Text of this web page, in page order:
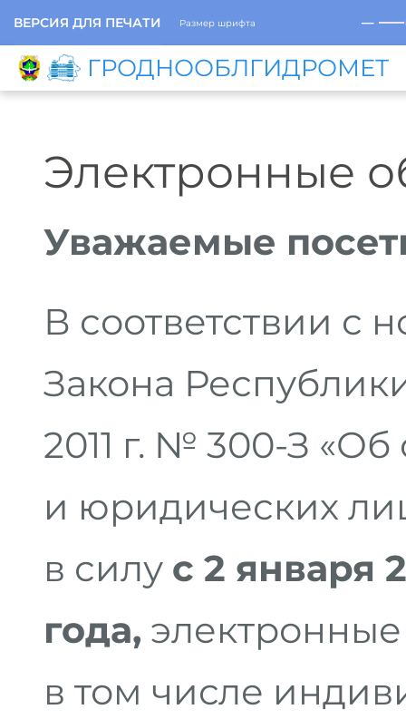
ВЕРСИЯ ДЛЯ ПЕЧАТИ Размер шрифта ─
ГРОДНООБЛГИДРОМЕТ
Электронные
Уважаемые
В соответствии с
Закона
2011 г. № 300-З
и юридических
в силу с 2 января
года,
в том числе